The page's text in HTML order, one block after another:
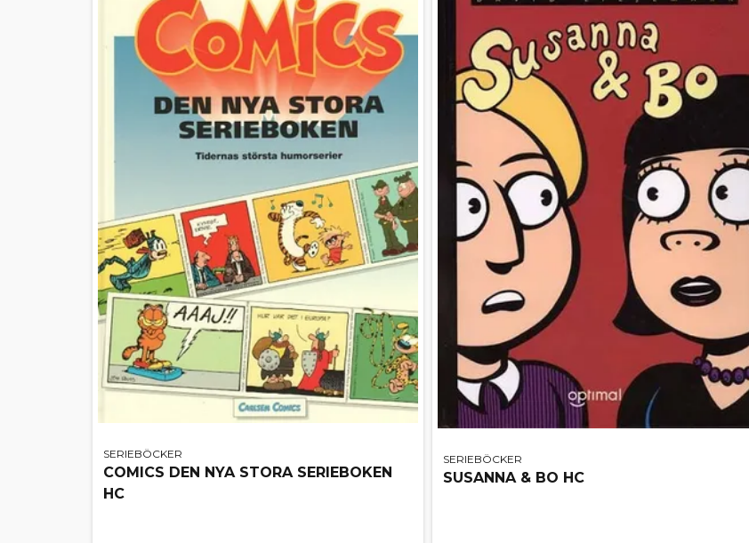
SERIEBÖCKER
COMICS DEN NYA STORA SERIEBOKEN
HC
SERIEBÖCKER
SUSANNA & BO HC